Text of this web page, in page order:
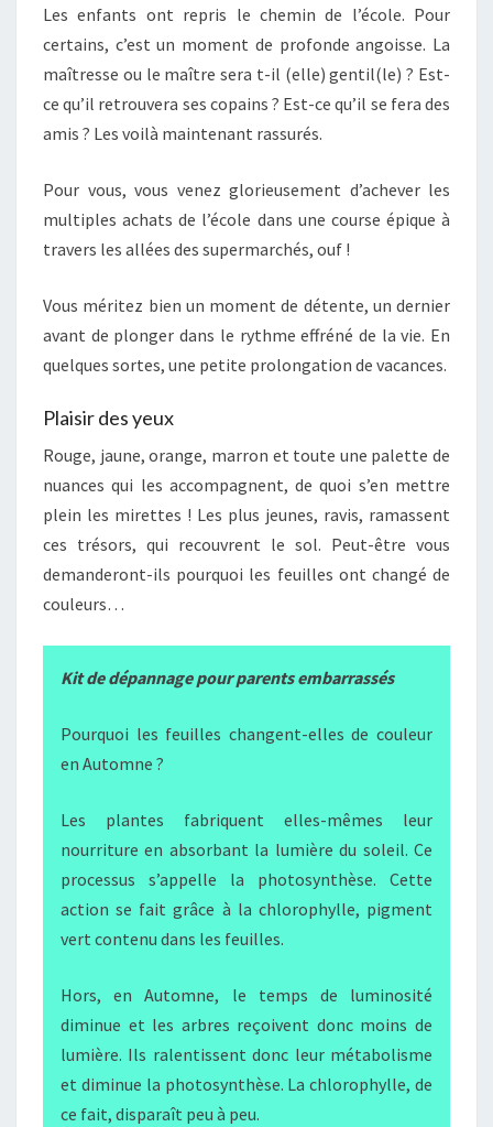
Les enfants ont repris le chemin de l’école. Pour
certains, c’est un moment de profonde angoisse. La
maîtresse ou le maître sera t-il (elle) gentil(le) ? Est-
ce qu’il retrouvera ses copains ? Est-ce qu’il se fera des
amis ? Les voilà maintenant rassurés.
Pour vous, vous venez glorieusement d’achever les
multiples achats de l’école dans une course épique à
travers les allées des supermarchés, ouf !
Vous méritez bien un moment de détente, un dernier
avant de plonger dans le rythme effréné de la vie. En
quelques sortes, une petite prolongation de vacances.
Plaisir des yeux
Rouge, jaune, orange, marron et toute une palette de
nuances qui les accompagnent, de quoi s’en mettre
plein les mirettes ! Les plus jeunes, ravis, ramassent
ces trésors, qui recouvrent le sol. Peut-être vous
demanderont-ils pourquoi les feuilles ont changé de
couleurs…
Kit de dépannage pour parents embarrassés
Pourquoi les feuilles changent-elles de couleur
en Automne ?
Les plantes fabriquent elles-mêmes leur
nourriture en absorbant la lumière du soleil. Ce
processus s’appelle la photosynthèse. Cette
action se fait grâce à la chlorophylle, pigment
vert contenu dans les feuilles.
Hors, en Automne, le temps de luminosité
diminue et les arbres reçoivent donc moins de
lumière. Ils ralentissent donc leur métabolisme
et diminue la photosynthèse. La chlorophylle, de
ce fait, disparaît peu à peu.